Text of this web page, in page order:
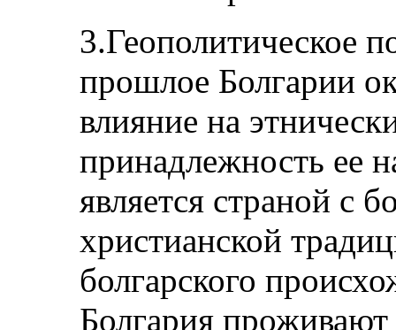
3.Геополитическое
прошлое Болгарии
влияние на
принадлежность ее
является страной с
христианской
болгарского
Болгария